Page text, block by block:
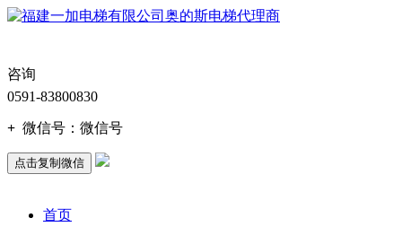
咨询
0591-83800830
+ 微信号： 微信号
点击复制微信
首页